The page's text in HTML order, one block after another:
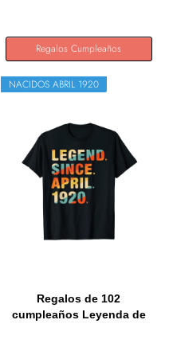
Regalos Cumpleaños
NACIDOS ABRIL 1920
Regalos de 102
cumpleaños Leyenda de